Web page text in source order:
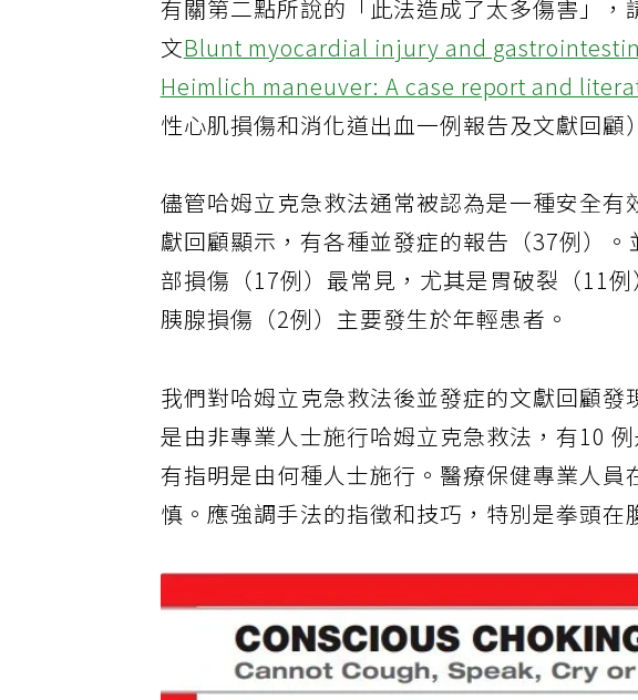
有關第二點所說的「此法造成了太多傷害」
文Blunt myocardial injury and
Heimlich maneuver: A case report and
性心肌損傷和消化道出血一例報告及文獻回顧
儘管哈姆立克急救法通常被認為是一種安全
獻回顧顯示，有各種並發症的報告（37例）
部損傷（17例）最常見，尤其是胃破裂（11
胰腺損傷（2例）主要發生於年輕患者。
我們對哈姆立克急救法後並發症的文獻回顧發
是由非專業人士施行哈姆立克急救法，有10
有指明是由何種人士施行。醫療保健專業人
慎。應強調手法的指徵和技巧，特別是拳頭在